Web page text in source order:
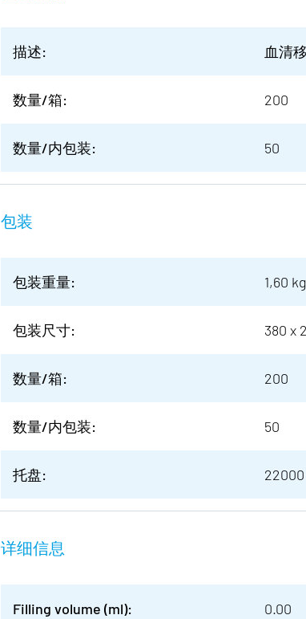
描述: 血清
数量/箱: 200
数量/内包装: 50
包装
包装重量: 1,60 kg
包装尺寸: 380 x
数量/箱: 200
数量/内包装: 50
托盘: 22000
详细信息
Filling volume (ml): 0.00